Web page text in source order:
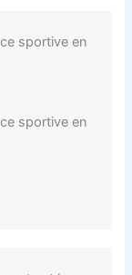
sportive en
sportive en